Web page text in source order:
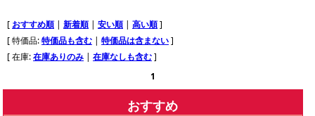
[ おすすめ順 | 新着順 | 安い順 | 高い順]
[ 特価品:特価品も含む | 特価品は含まない]
[ 在庫:在庫ありのみ | 在庫なしも含む]
1
おすすめ